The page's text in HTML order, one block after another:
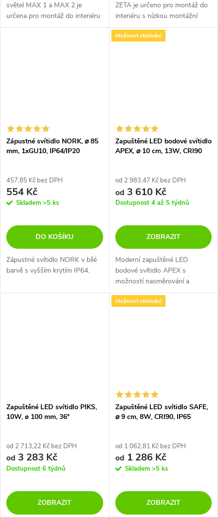
světel MAX 1 a MAX 2 je
určena pro montáž do interiéru
i exteriéru s krytím IP65.
ZETA je určeno pro montáž do
interiéru s nízkou montážní
výškou. K dispozici ve 4
velikostech a 2 barvách - bílé
Zápustné svítidlo NORK, ⌀ 85
mm, 1xGU10, IP64/IP20
457,85 Kč bez DPH
554 Kč
Skladem >5 ks
DO KOŠÍKU
Zápustné svítidlo NORK v bílé
barvě s vyšším krytím IP64.
Možnost stmívání
Zapuštěné LED bodové svítidlo
APEX, ⌀ 10 cm, 13W, CRI90
od 2 983,47 Kč bez DPH
od 3 610 Kč
Dostupnost 4 až 5 týdnů
ZOBRAZIT
Moderní zapuštěné LED
bodové svítidlo APEX s
možností nasměrování a
otočení světla o 360°. Možnost
stmívání.
Zapuštěné LED svítidlo PIKS,
10W, ø 100 mm, 36°
od 2 713,22 Kč bez DPH
od 3 283 Kč
Dostupnost 6 týdnů
ZOBRAZIT
Možnost stmívání
Zapuštěné LED svítidlo SAFE,
⌀ 9 cm, 8W, CRI90, IP65
od 1 062,81 Kč bez DPH
od 1 286 Kč
Skladem >5 ks
ZOBRAZIT